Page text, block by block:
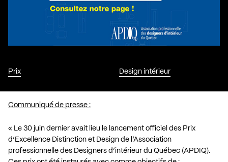
Prix Design intérieur
Communiqué de presse :
« Le 30 juin dernier avait lieu le lancement officiel des Prix
d’Excellence Distinction et Design de l’Association
professionnelle des Designers d’intérieur du Québec (APDIQ).